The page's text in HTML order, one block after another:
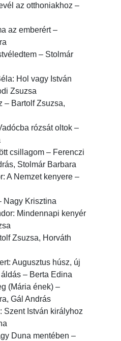
az otthoniakhoz –
az emberért –
– Stolmár
Hol vagy István
Zsuzsa
– Bartolf Zsuzsa,
rózsát oltok –
csillagom – Ferenczi
Stolmár Barbara
A Nemzet kenyere –
Nagy Krisztina
Mindennapi kenyér
Zsuzsa, Horváth
Augusztus húsz, új
– Berta Edina
(Mária ének) –
Gál András
Szent István királyhoz
Duna mentében –